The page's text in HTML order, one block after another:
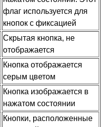
флаг используется для
кнопок с фиксацией
Скрытая кнопка, не
отображается
Кнопка отображается
серым цветом
Кнопка изображается в
нажатом состоянии
Кнопки, расположенные